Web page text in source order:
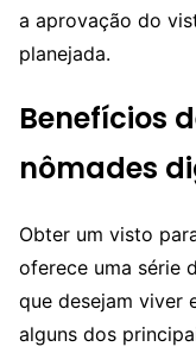
a aprovação do
planejada.
Benefícios
nômades
Obter um visto
oferece uma série
que desejam viver
alguns dos